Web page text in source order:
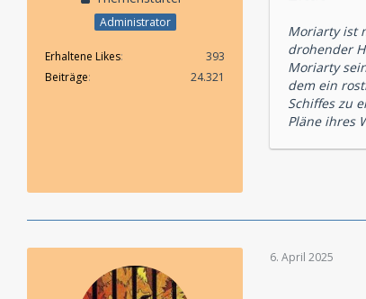
Administrator
Erhaltene Likes
393
Beiträge
24.321
Moriarty ist
drohender
Moriarty
dem ein
Schiffes zu
Pläne ihres
6. April 2025